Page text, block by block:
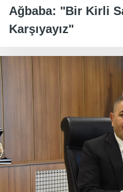
Ağbaba: "Bir Kirli
Karşıyayız"